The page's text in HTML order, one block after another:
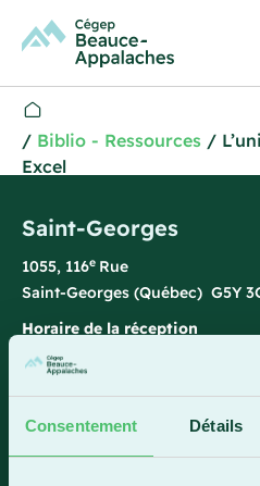
Consentement Détails
/ Biblio - Ressources /
Excel
Saint-Georges
1055, 116e Rue
Saint-Georges (Québec) G5Y
Horaire de la réception
Lundi-vendredi : 7 h 45 à 15 h 45
1 800 893-5111